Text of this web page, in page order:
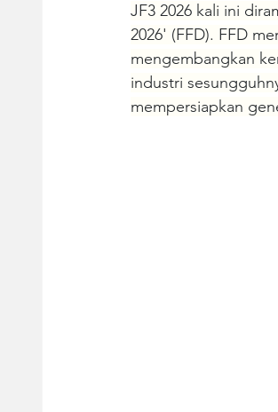
JF3 2026 kali ini
2026' (FFD). FFD
mengembangkan
industri
mempersiapkan